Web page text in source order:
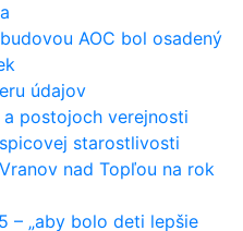
AOC bol osadený
údajov
postojoch verejnosti
starostlivosti
nad Topľou na rok
– „aby bolo deti lepšie